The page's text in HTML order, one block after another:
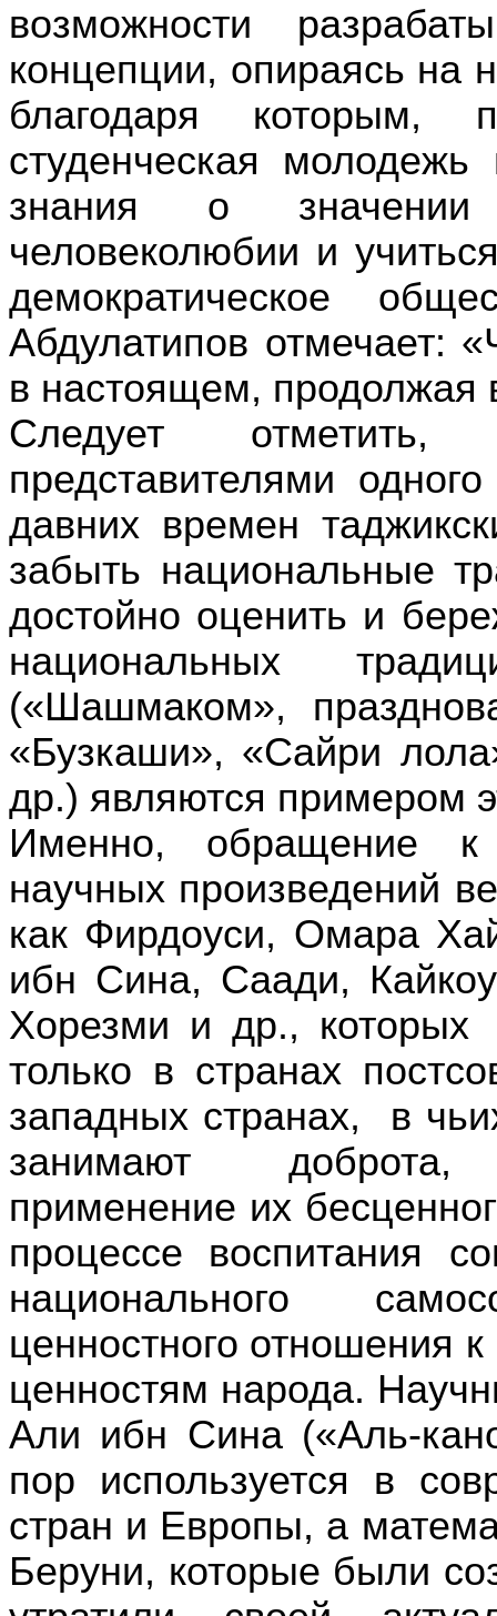
возможности
концепции, опираясь на
благодаря которым,
студенческая
знания о
человеколюбии и
демократическое
Абдулатипов отмечает:
в настоящем, продолжая
Следует
представителями
давних времен
забыть национальные
достойно оценить и
национальных
(«Шашмаком»,
«Бузкаши», «Сайри
др.) являются примером
Именно, обращение к
научных произведений
как Фирдоуси, Омара
ибн Сина, Саади,
Хорезми и др.,
только в странах
западных странах, в
занимают доброта,
применение их
процессе воспитания
национального
ценностного отношения
ценностям народа.
Али ибн Сина («Аль-
пор используется в
стран и Европы, а
Беруни, которые были